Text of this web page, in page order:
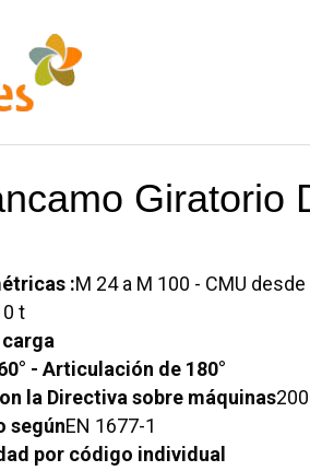
Giratorio
:M 24 a M 100 - CMU desde
t
- Articulación de 180°
la Directiva sobre máquinas
segúnEN 1677-1
por código individual